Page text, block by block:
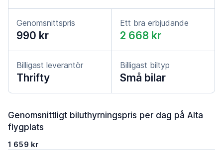
Genomsnittspris
990 kr
Ett bra erbjudande
2 668 kr
Billigast leverantör
Thrifty
Billigast biltyp
Små bilar
Genomsnittligt biluthyrningspris per dag på Alta
flygplats
1 659 kr